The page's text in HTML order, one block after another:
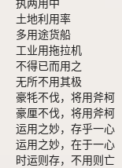
执两用中
土地利用率
多用途货船
工业用拖拉机
不得已而用之
无所不用其极
豪牦不伐，将用斧柯
豪厘不伐，将用斧柯
运用之妙，存乎一心
运用之妙，在于一心
时运则存，不用则亡